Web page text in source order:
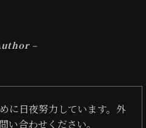
–
に日夜努力しています。外
合わせください。